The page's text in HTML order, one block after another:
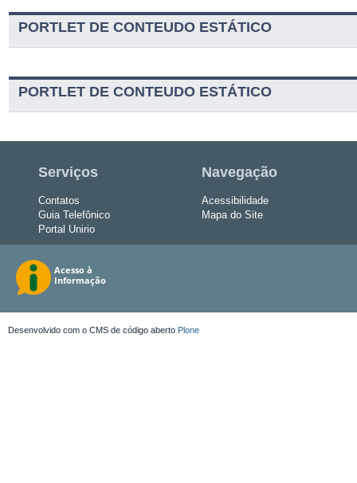
PORTLET DE CONTEUDO ESTÁTICO
PORTLET DE CONTEUDO ESTÁTICO
Serviços
Contatos
Guia Telefônico
Portal Unirio
Navegação
Acessibilidade
Mapa do Site
Desenvolvido com o CMS de código aberto Plone